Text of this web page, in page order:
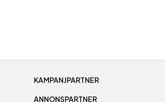
KAMPANJPARTNER
ANNONSPARTNER